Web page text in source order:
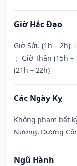
Giờ Hắc Đạo
Giờ Sửu (1h – 2h) ;
; Giờ Thân (15h –
(21h – 22h)
Các Ngày Kỵ
Không phạm bất
Nương, Dương
Ngũ Hành